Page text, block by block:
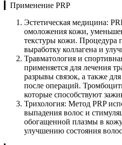
▎Применение PRP
Эстетическая медицина:
омоложения кожи,
текстуры кожи. Процедура
выработку коллагена и
Травматология и
применяется для лечения
разрывы связок, а также
после операций.
которые способствуют
Трихология: Метод PRP
выпадения волос и
обогащенной плазмы в
улучшению состояния